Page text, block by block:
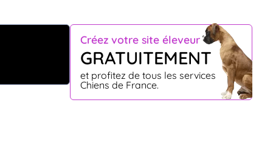
Créez votre site éleveur
GRATUITEMENT
et profitez de tous les services
Chiens de France.